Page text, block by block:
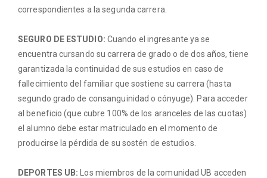
correspondientes a la segunda carrera.
SEGURO DE ESTUDIO: Cuando el ingresante ya se
encuentra cursando su carrera de grado o de dos años, tiene
garantizada la continuidad de sus estudios en caso de
fallecimiento del familiar que sostiene su carrera (hasta
segundo grado de consanguinidad o cónyuge). Para acceder
al beneficio (que cubre 100% de los aranceles de las cuotas)
el alumno debe estar matriculado en el momento de
producirse la pérdida de su sostén de estudios.
DEPORTES UB: Los miembros de la comunidad UB acceden